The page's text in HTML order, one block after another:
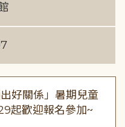
出好關係」暑期兒童
起歡迎報名參加~